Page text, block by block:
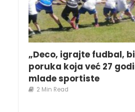
„Deco, igrajte fudbal,
poruka koja već 27
mlade sportiste
2 Min Read